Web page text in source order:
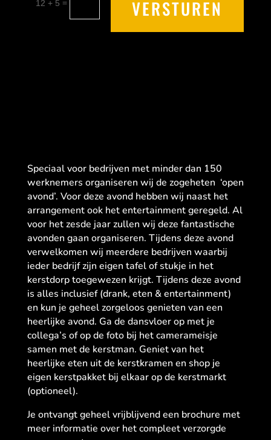
12 + 5 = VERSTUREN
Speciaal voor bedrijven met minder dan 150
werknemers organiseren wij de zogeheten ‘open
avond’. Voor deze avond hebben wij naast het
arrangement ook het entertainment geregeld. Al
voor het zesde jaar zullen wij deze fantastische
avonden gaan organiseren. Tijdens deze avond
verwelkomen wij meerdere bedrijven waarbij
ieder bedrijf zijn eigen tafel of stukje in het
kerstdorp toegewezen krijgt. Tijdens deze avond
is alles inclusief (drank, eten & entertainment)
en kun je geheel zorgeloos genieten van een
heerlijke avond. Ga de dansvloer op met je
collega’s of op de foto bij het camerameisje
samen met de kerstman. Geniet van het
heerlijke eten uit de kerstkramen en shop je
eigen kerstpakket bij elkaar op de kerstmarkt
(optioneel).
Je ontvangt geheel vrijblijvend een brochure met
meer informatie over het compleet verzorgde